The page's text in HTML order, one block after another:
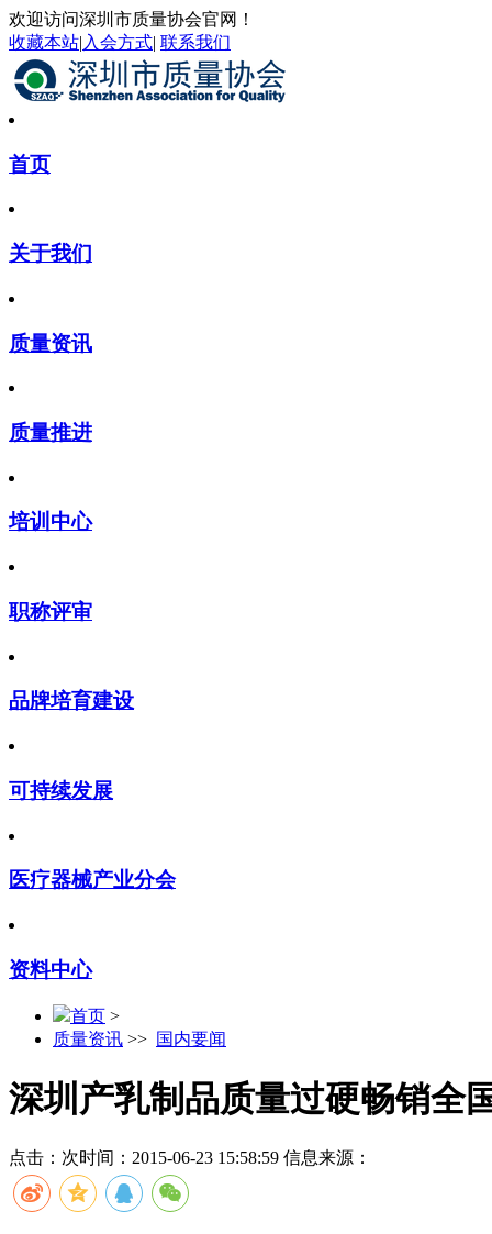
欢迎访问深圳市质量协会官网！
收藏本站| 入会方式| 联系我们
首页
关于我们
质量资讯
质量推进
培训中心
职称评审
品牌培育建设
可持续发展
医疗器械产业分会
资料中心
首页 >
质量资讯 >> 国内要闻
深圳产乳制品质量过硬畅销全
点击： 次时间：2015-06-23 15:58:59 信息来源：